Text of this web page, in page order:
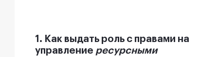
1. Как выдать роль с правами на
управление ресурсными